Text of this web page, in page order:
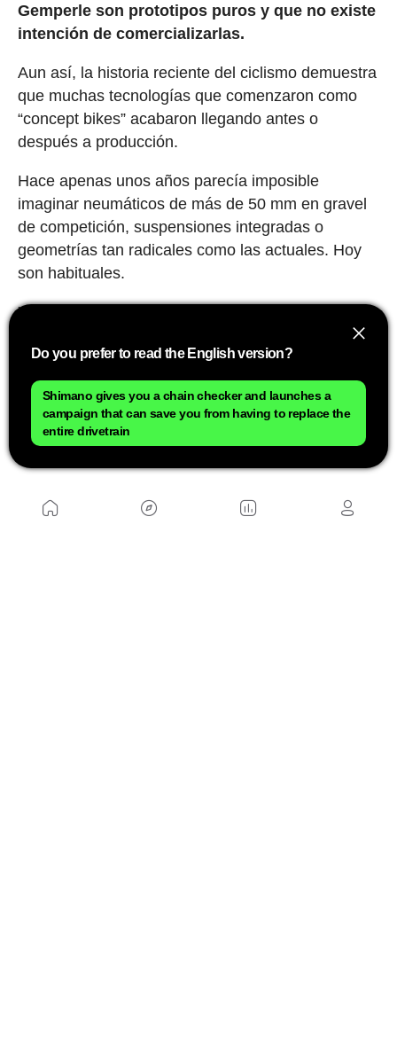
Gemperle son prototipos puros y que no existe
intención de comercializarlas.
Aun así, la historia reciente del ciclismo demuestra
que muchas tecnologías que comenzaron como
“concept bikes” acabaron llegando antes o
después a producción.
Hace apenas unos años parecía imposible
imaginar neumáticos de más de 50 mm en gravel
de competición, suspensiones integradas o
geometrías tan radicales como las actuales. Hoy
son habituales.
Y
pulgadas en la línea de salida de la carrera
gravel más importante del mundo.Eso, por sí
solo, ya convierte esta SCOTT RC Gravel 32” en
uno de los desarrollos más importantes y
rompedoras que hemos visto en mucho tiempo.
Do you prefer to read the English version?
Shimano gives you a chain checker and launches a
campaign that can save you from having to replace the
entire drivetrain